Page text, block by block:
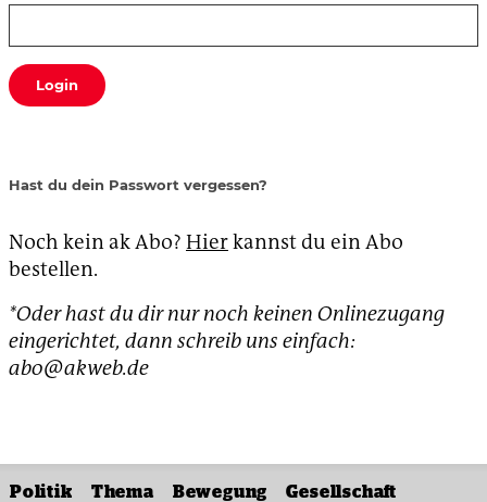
Login
Hast du dein Passwort vergessen?
Noch kein ak Abo? Hierkannst du ein Abo
bestellen.
*Oder hast du dir nur noch keinen Onlinezugang
eingerichtet, dann schreib uns einfach:
abo@akweb.de
Politik Thema Bewegung Gesellschaft